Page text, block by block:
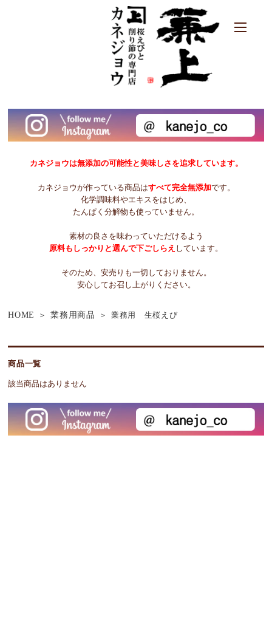
カネジョウは無添加の可能性と美味しさを追求しています。
カネジョウが作っている商品はすべて完全無添加です。
化学調味料やエキスをはじめ、
たんぱく分解物も使っていません。
素材の良さを味わっていただけるよう
原料もしっかりと選んで下ごしらえ しています。
そのため、安売りも一切しておりません。
安心してお召し上がりください。
HOME 業務用商品 業務用 生桜えび
商品一覧
該当商品はありません